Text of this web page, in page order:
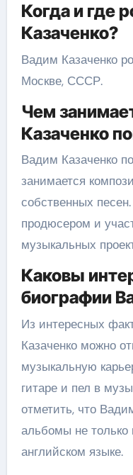
Когда и где
Казаченко?
Вадим Казаченко
Москве, СССР.
Чем
Казаченко
Вадим Казаченко
занимается
собственных
продюсером и
музыкальных
Каковы
биографии
Из интересных
Казаченко можно
музыкальную
гитаре и пел в
отметить, что
альбомы не только
английском языке.